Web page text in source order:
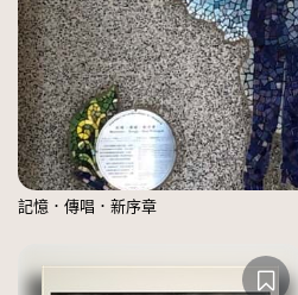
記憶．傳唱．新序章